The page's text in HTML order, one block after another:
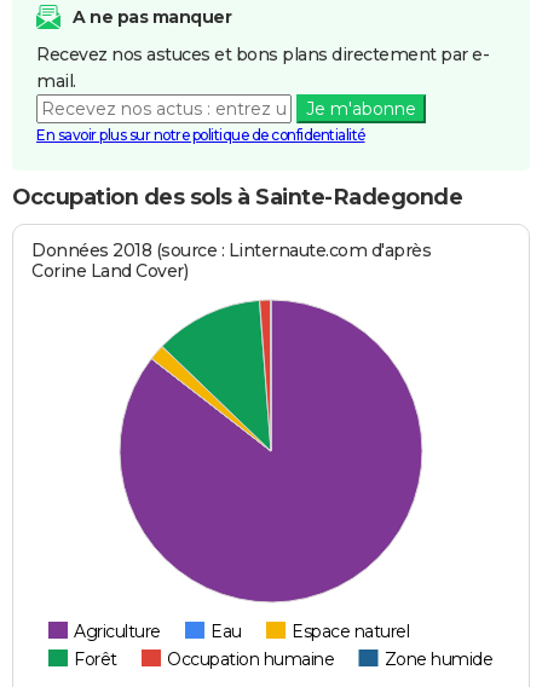
A ne pas manquer
Recevez nos astuces et bons plans directement par e-
mail.
Je m'abonne
En savoir plus sur notre politique de confidentialité
Occupation des sols à Sainte-Radegonde
Données 2018 (source : Linternaute.com d'après
Corine Land Cover)
Agriculture Eau
Espace naturel
Forêt
Occupation humaine Zone humide